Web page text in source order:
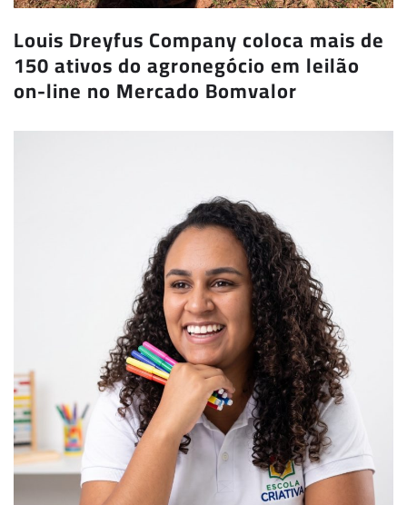
Louis Dreyfus Company coloca mais de
150 ativos do agronegócio em leilão
on-line no Mercado Bomvalor